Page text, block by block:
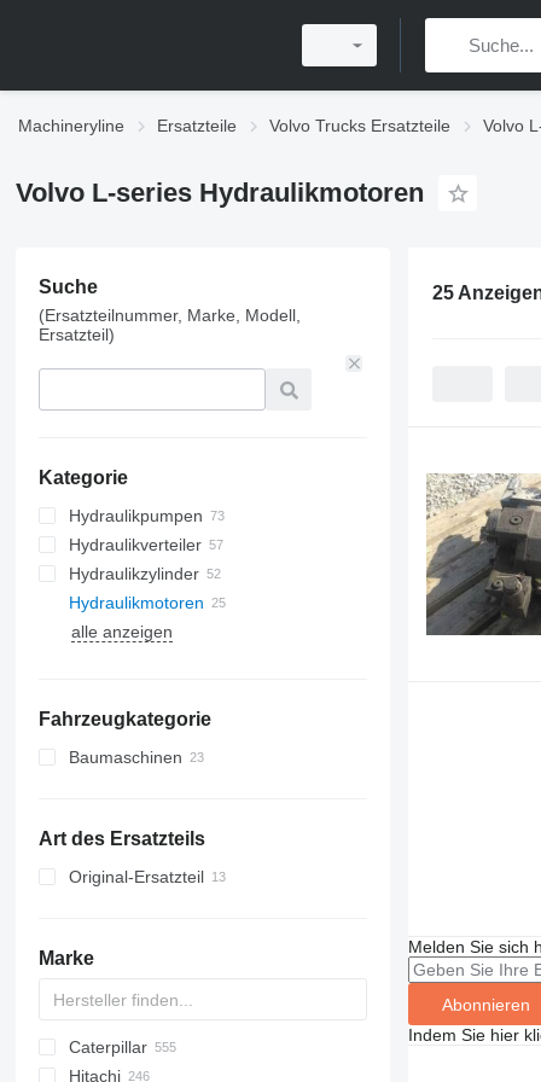
Machineryline Ersatzteile Volvo Trucks Ersatzteile Volvo
Volvo L-series Hydraulikmotoren
Suche
(Ersatzteilnummer, Marke, Modell,
Ersatzteil)
Kategorie
Hydraulikpumpen
Hydraulikverteiler
Hydraulikzylinder
Hydraulikmotoren
alle anzeigen
Fahrzeugkategorie
Baumaschinen
Radlader
Art des Ersatzteils
Original-Ersatzteil
Marke
AL
AS
AX
AC
ASC
1302
1404
D-series
BC
BF
LPE
SPE
320
325
CityCat
420
440
Caterpillar
120
C-series
Mega
AC
DH
CA
ATF
EX
E-series
W-series
Z series
GMK
D-series
DV
Hitachi
25
Melden Sie sich
Abonnieren
Indem Sie hier